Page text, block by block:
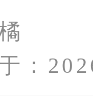
的第六种方法了
文
：